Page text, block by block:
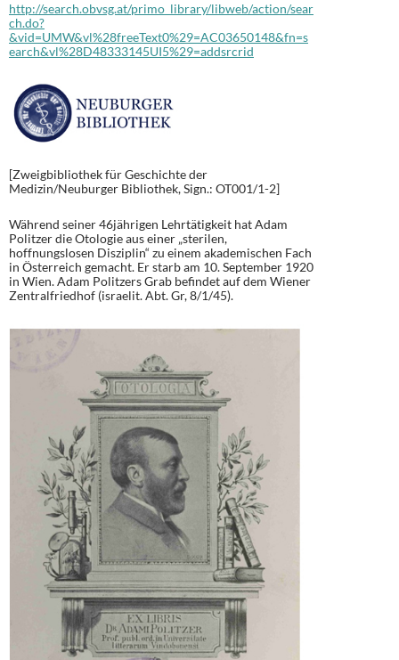
http://search.obvsg.at/primo_library/libweb/action/sear
ch.do?
&vid=UMW&vl%28freeText0%29=AC03650148&fn=s
earch&vl%28D48333145UI5%29=addsrcrid
[Zweigbibliothek für Geschichte der
Medizin/Neuburger Bibliothek, Sign.: OT001/1-2]
Während seiner 46jährigen Lehrtätigkeit hat Adam
Politzer die Otologie aus einer „sterilen,
hoffnungslosen Disziplin“ zu einem akademischen Fach
in Österreich gemacht. Er starb am 10. September 1920
in Wien. Adam Politzers Grab befindet auf dem Wiener
Zentralfriedhof (israelit. Abt. Gr, 8/1/45).